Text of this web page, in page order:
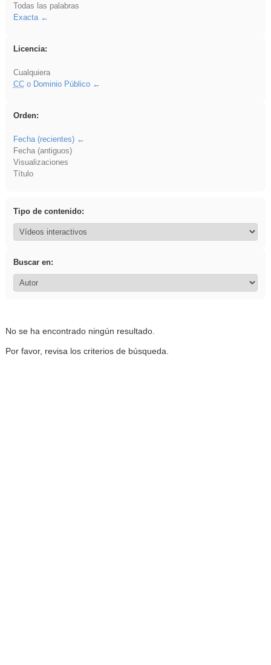
Todas las palabras
Exacta
Licencia:
Cualquiera
CCo Dominio Público
Orden:
Fecha (recientes)
Fecha (antiguos)
Visualizaciones
Título
Tipo de contenido:
Buscar en:
No se ha encontrado ningún resultado.
Por favor, revisa los criterios de búsqueda.